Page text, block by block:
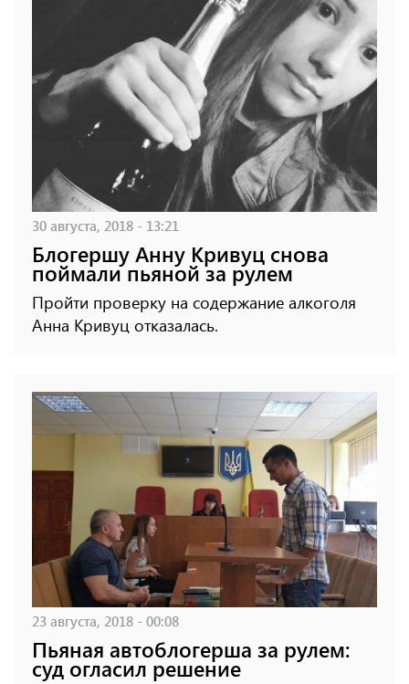
30 августа, 2018 - 13:21
Блогершу Анну Кривуц снова
поймали пьяной за рулем
Пройти проверку на содержание алкоголя
Анна Кривуц отказалась.
23 августа, 2018 - 00:08
Пьяная автоблогерша за рулем:
суд огласил решение